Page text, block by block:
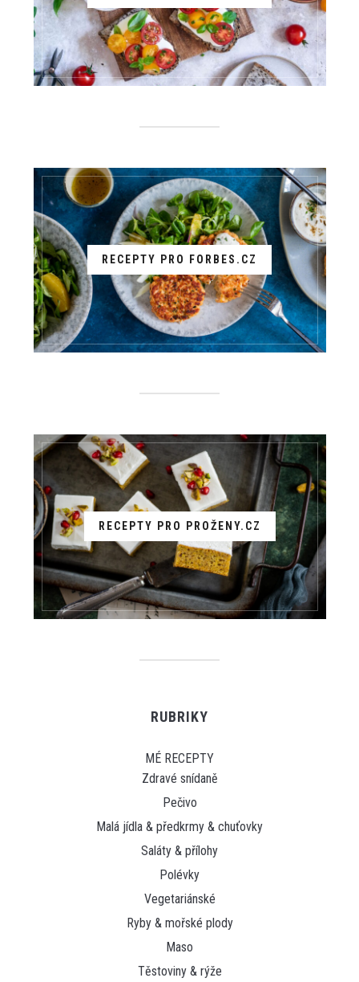
RECEPTY PRO FORBES.CZ
RECEPTY PRO PROŽENY.CZ
RUBRIKY
MÉ RECEPTY
Zdravé snídaně
Pečivo
Malá jídla & předkrmy & chuťovky
Saláty & přílohy
Polévky
Vegetariánské
Ryby & mořské plody
Maso
Těstoviny & rýže